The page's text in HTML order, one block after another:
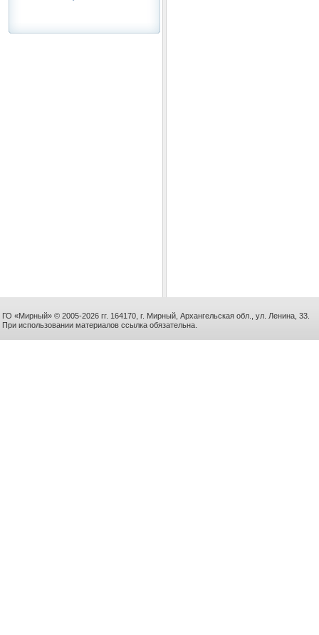
ГО «Мирный» © 2005-2026 гг. 164170, г. Мирный, Архангельская обл., ул. Ленина, 33.
При использовании материалов ссылка обязательна.